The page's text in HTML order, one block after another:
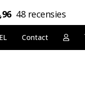
48 recensies
Contact